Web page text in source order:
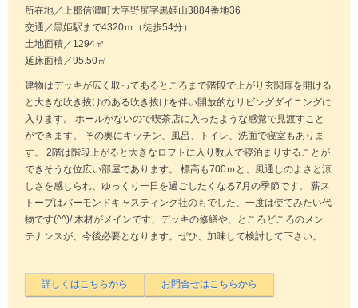
所在地／上郡信濃町大字野尻字黒姫山3884番地36
交通／黒姫駅まで4320ｍ（徒歩54分）
土地面積／1294㎡
延床面積／95.50㎡
建物はデッキが広く取ってあるところまで階段で上がり玄関扉を開ける
と大きな吹き抜けのある吹き抜けを伴い開放的なリビングダイニングに
入ります。 ホールがないので喫茶店に入ったような感覚で見渡すこと
ができます。 その奥にキッチン、風呂、トイレ、洗面で寝室もありま
す。 2階は階段上がると大きなロフトに入り数人で寝泊まりすることが
できそうな位広い部屋であります。 標高も700ｍと、風通しのよさと涼
しさを感じられ、ゆっくり一日を過ごしたくなる7月の季節です。 薪ス
トーブはバーモンドキャスティング社のもでした、一度は使てみたい代
物です(^^)/ 木材がメインです、デッキの修繕や、ところどころのメン
テナンスが、今後必要となります。ぜひ、加味して検討して下さい。